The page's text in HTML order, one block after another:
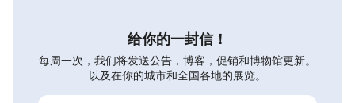
给你的一封信！
每周一次，我们将发送公告，博客，促销和博物馆更新。
以及在你的城市和全国各地的展览。